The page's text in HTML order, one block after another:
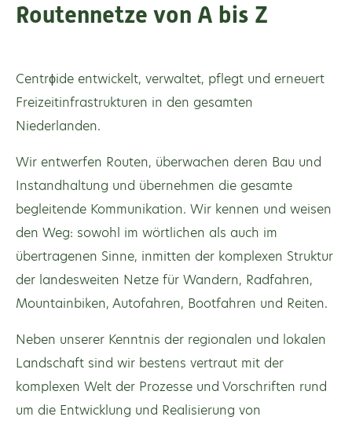
Routennetze von A bis Z
Centrϕide entwickelt, verwaltet, pflegt und erneuert
Freizeitinfrastrukturen in den gesamten
Niederlanden.
Wir entwerfen Routen, überwachen deren Bau und
Instandhaltung und übernehmen die gesamte
begleitende Kommunikation. Wir kennen und weisen
den Weg: sowohl im wörtlichen als auch im
übertragenen Sinne, inmitten der komplexen Struktur
der landesweiten Netze für Wandern, Radfahren,
Mountainbiken, Autofahren, Bootfahren und Reiten.
Neben unserer Kenntnis der regionalen und lokalen
Landschaft sind wir bestens vertraut mit der
komplexen Welt der Prozesse und Vorschriften rund
um die Entwicklung und Realisierung von